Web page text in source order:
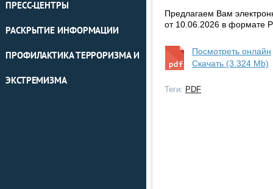
ПРЕСС-ЦЕНТРЫ
РАСКРЫТИЕ ИНФОРМАЦИИ
ПРОФИЛАКТИКА ТЕРРОРИЗМА И
ЭКСТРЕМИЗМА
Предлагаем Вам
от 10.06.2026 в формате
Посмотреть онлайн
Скачать (3.324 Mb)
Теги: PDF